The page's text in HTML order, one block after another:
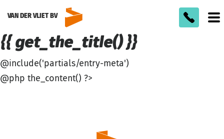
VAN DER VLIET BV
{{ get_the_title() }}
@include('partials/entry-meta')
@php the_content() ?>